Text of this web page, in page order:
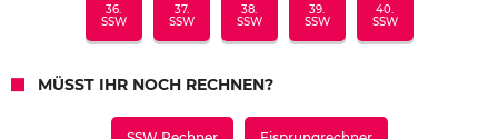
36.
SSW
37.
SSW
38.
SSW
39.
SSW
40.
SSW
MÜSST IHR NOCH RECHNEN?